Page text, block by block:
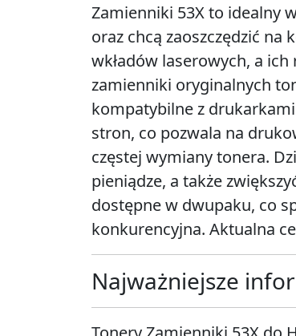
Zamienniki 53X to idealny
oraz chcą zaoszczędzić
wkładów laserowych, a
zamienniki oryginalnych
kompatybilne z
stron, co pozwala na
częstej wymiany tonera.
pieniądze, a także
dostępne w dwupaku, co
konkurencyjna. Aktualna
Najważniejsze